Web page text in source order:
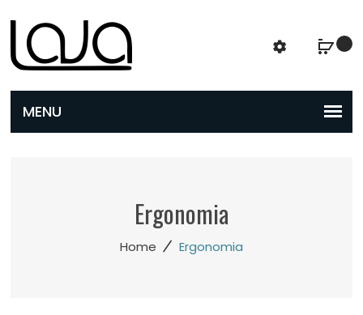
Ergonomia
Home / Ergonomia